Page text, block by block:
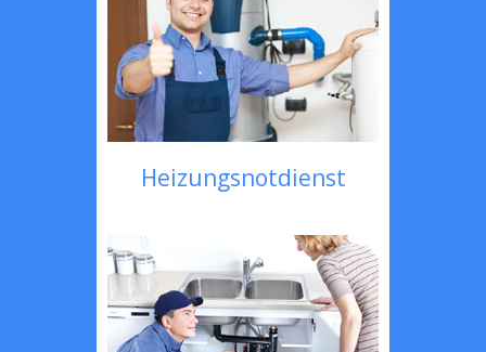
Heizungsnotdienst